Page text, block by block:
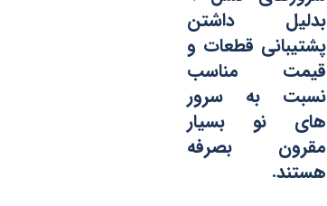
بدلیل داشتن
پشتیبانی قطعات و
قیمت مناسب
نسبت به سرور
های نو بسیار
مقرون بصرفه
هستند.